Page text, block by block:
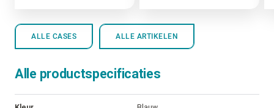
ALLE CASES ALLE ARTIKELEN
Alle productspecificaties